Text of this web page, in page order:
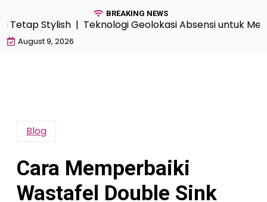
BREAKING NEWS
Stylish |Teknologi Geolokasi Absensi untuk
August 9, 2026
Blog
Cara Memperbaiki
Wastafel Double Sink